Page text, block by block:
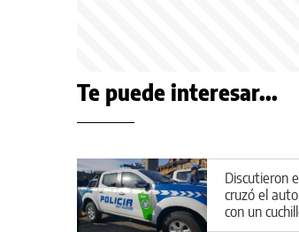
Te puede interesar...
Discutieron
cruzó el
con un